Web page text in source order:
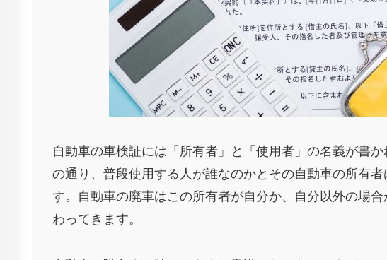
自動車の車検証には「所有者」と「使用者」の名義が書
の通り、普段使用する人が誰なのかとその自動車の所有
す。自動車の廃車はこの所有者が自分か、自分以外の場
わってきます。